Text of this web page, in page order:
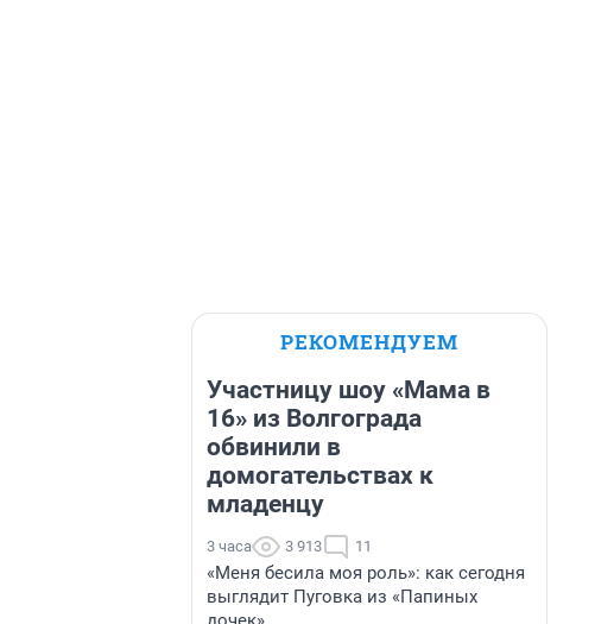
РЕКОМЕНДУЕМ
Участницу шоу «Мама в
16» из Волгограда
обвинили в
домогательствах к
младенцу
3 часа 3 913 11
«Меня бесила моя роль»: как сегодня
выглядит Пуговка из «Папиных